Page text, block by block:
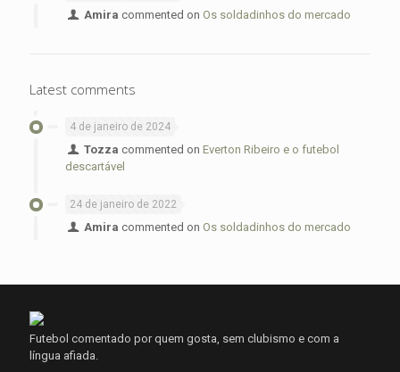
Amira commented onOs soldadinhos do mercado
Latest comments
4 de janeiro de 2024
Tozza commented onEverton Ribeiro e o futebol
descartável
24 de janeiro de 2022
Amira commented onOs soldadinhos do mercado
Futebol comentado por quem gosta, sem clubismo e com a
língua afiada.